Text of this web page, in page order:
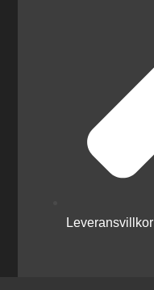
Leveransvillkor